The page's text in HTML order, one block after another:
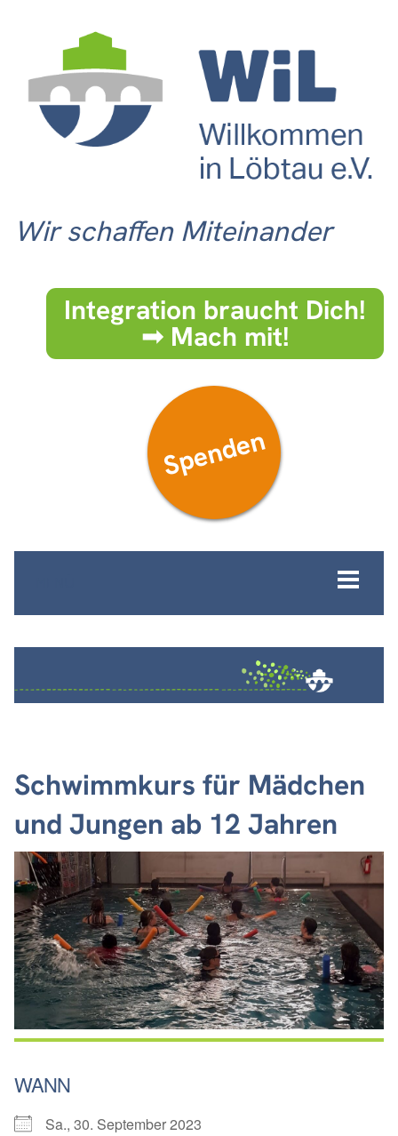
Wir schaffen Miteinander
Integration braucht Dich!
➟ Mach mit!
Spenden
Schwimmkurs für Mädchen
und Jungen ab 12 Jahren
WANN
Sa., 30. September 2023